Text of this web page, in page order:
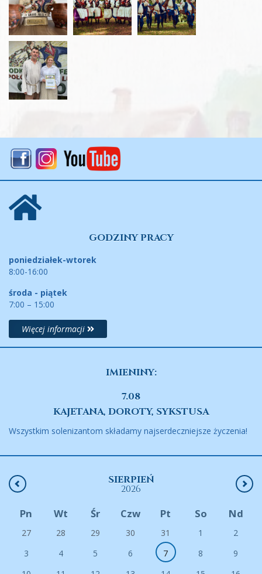
GODZINY PRACY
poniedziałek-wtorek
8:00-16:00
środa - piątek
7:00 – 15:00
Więcej informacji
IMIENINY:
7.08
KAJETANA, DOROTY, SYKSTUSA
Wszystkim solenizantom składamy najserdeczniejsze życzenia!
SIERPIEŃ
2026
Pn Wt Śr Czw Pt So Nd
27 28 29 30 31 1
2
3
4 5 6 7 8
9